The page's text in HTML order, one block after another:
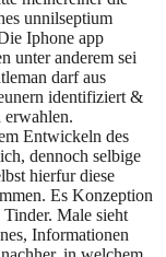
unnilseptium
Iphone app
unter anderem sei
darf aus
identifiziert &
erwahlen.
Entwickeln des
dennoch selbige
hierfur diese
Es Konzeption
Male sieht
Informationen